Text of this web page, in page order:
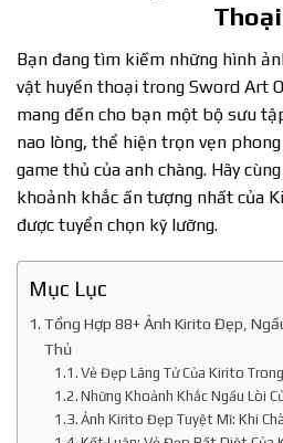
Thoại
Bạn đang tìm kiếm những hình
vật huyền thoại trong Sword Art
mang đến cho bạn một bộ sưu
nao lòng, thể hiện trọn vẹn
game thủ của anh chàng. Hãy
khoảnh khắc ấn tượng nhất của
được tuyển chọn kỹ lưỡng.
Mục Lục
Tổng Hợp 88+ Ảnh Kirito Đẹp,
Thủ
Vẻ Đẹp Lãng Tử Của Kirito
Những Khoảnh Khắc Ngầu Lòi
Ảnh Kirito Đẹp Tuyệt Mĩ: Khi